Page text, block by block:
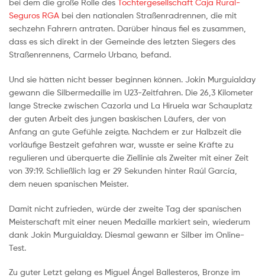
bei dem die große Rolle des Tochtergesellschaft Caja Rural-
Seguros RGA bei den nationalen Straßenradrennen, die mit
sechzehn Fahrern antraten. Darüber hinaus fiel es zusammen,
dass es sich direkt in der Gemeinde des letzten Siegers des
Straßenrennens, Carmelo Urbano, befand.
Und sie hätten nicht besser beginnen können. Jokin Murguialday
gewann die Silbermedaille im U23-Zeitfahren. Die 26,3 Kilometer
lange Strecke zwischen Cazorla und La Hiruela war Schauplatz
der guten Arbeit des jungen baskischen Läufers, der von
Anfang an gute Gefühle zeigte. Nachdem er zur Halbzeit die
vorläufige Bestzeit gefahren war, wusste er seine Kräfte zu
regulieren und überquerte die Ziellinie als Zweiter mit einer Zeit
von 39:19. Schließlich lag er 29 Sekunden hinter Raúl García,
dem neuen spanischen Meister.
Damit nicht zufrieden, würde der zweite Tag der spanischen
Meisterschaft mit einer neuen Medaille markiert sein, wiederum
dank Jokin Murguialday. Diesmal gewann er Silber im Online-
Test.
Zu guter Letzt gelang es Miguel Ángel Ballesteros, Bronze im